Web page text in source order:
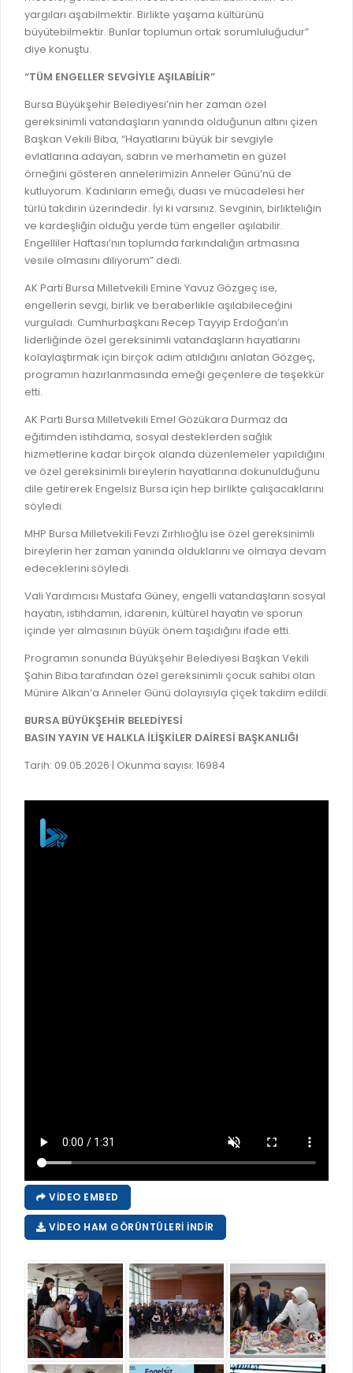
KAMU HİZMET STANDARTLARI (KAHİS)
ŞİKAYET TAKİBİ (KURUMLAR)
MÜHENDİS, MİMAR VE SÜRVEYAN KAYITLARI (İLÇE
YER SEÇİM BELGESİ, MOBİL VE SAHA DOLABI BAŞVURULARI
GÜNLÜK KAZI ÇALIŞMALARI
TARIMSAL AMAÇLI METEOROLOJİ İSTASYON VERİLERİ
yargıları aşabilmektir. Birlikte yaşama kültürünü
büyütebilmektir. Bunlar toplumun ortak sorumluluğudur”
diye konuştu.
“TÜM ENGELLER SEVGİYLE AŞILABİLİR”
Bursa Büyükşehir Belediyesi’nin her zaman özel
gereksinimli vatandaşların yanında olduğunun altını çizen
Başkan Vekili Biba, “Hayatlarını büyük bir sevgiyle
evlatlarına adayan, sabrın ve merhametin en güzel
örneğini gösteren annelerimizin Anneler Günü’nü de
kutluyorum. Kadınların emeği, duası ve mücadelesi her
türlü takdirin üzerindedir. İyi ki varsınız. Sevginin, birlikteliğin
ve kardeşliğin olduğu yerde tüm engeller aşılabilir.
Engelliler Haftası’nın toplumda farkındalığın artmasına
vesile olmasını diliyorum” dedi.
AK Parti Bursa Milletvekili Emine Yavuz Gözgeç ise,
engellerin sevgi, birlik ve beraberlikle aşılabileceğini
vurguladı. Cumhurbaşkanı Recep Tayyip Erdoğan’ın
liderliğinde özel gereksinimli vatandaşların hayatlarını
kolaylaştırmak için birçok adım atıldığını anlatan Gözgeç,
programın hazırlanmasında emeği geçenlere de teşekkür
etti.
AK Parti Bursa Milletvekili Emel Gözükara Durmaz da
eğitimden istihdama, sosyal desteklerden sağlık
hizmetlerine kadar birçok alanda düzenlemeler yapıldığını
ve özel gereksinimli bireylerin hayatlarına dokunulduğunu
dile getirerek Engelsiz Bursa için hep birlikte çalışacaklarını
söyledi.
MHP Bursa Milletvekili Fevzi Zırhlıoğlu ise özel gereksinimli
bireylerin her zaman yanında olduklarını ve olmaya devam
edeceklerini söyledi.
Vali Yardımcısı Mustafa Güney, engelli vatandaşların sosyal
hayatın, istihdamın, idarenin, kültürel hayatın ve sporun
içinde yer almasının büyük önem taşıdığını ifade etti.
Programın sonunda Büyükşehir Belediyesi Başkan Vekili
Şahin Biba tarafından özel gereksinimli çocuk sahibi olan
Münire Alkan’a Anneler Günü dolayısıyla çiçek takdim edildi.
BURSA BÜYÜKŞEHİR BELEDİYESİ
BASIN YAYIN VE HALKLA İLİŞKİLER DAİRESİ BAŞKANLIĞI
Tarih: 09.05.2026 | Okunma sayısı: 16984
VIDEO EMBED
VIDEO HAM GÖRÜNTÜLERI İNDIR